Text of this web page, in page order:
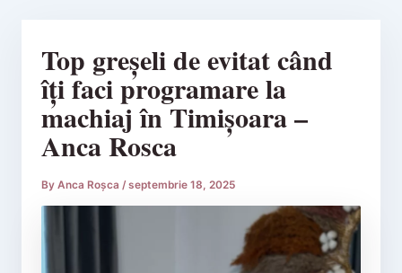
Top greșeli de evitat când
îți faci programare la
machiaj în Timișoara –
Anca Rosca
By Anca Roșca /septembrie 18, 2025